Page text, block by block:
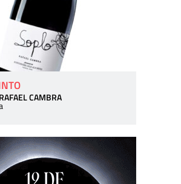
CAMBRA